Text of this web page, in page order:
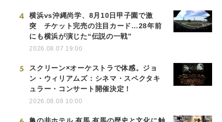
4
横浜vs沖縄尚学、8月10日甲子園で激
突 チケット完売の注目カード…28年前
にも横浜が演じた“伝説の一戦”
2026.08.07 19:00
5
スクリーン×オーケストラで体感。ジョ
ン・ウィリアムズ：シネマ・スペクタキ
ュラー・コンサート開催決定！
2026.08.08 10:00